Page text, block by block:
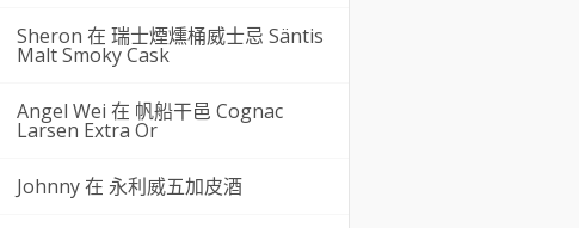
Sheron 在 瑞士煙燻桶威士忌 Säntis
Malt Smoky Cask
Angel Wei 在 帆船干邑 Cognac
Larsen Extra Or
Johnny 在 永利威五加皮酒